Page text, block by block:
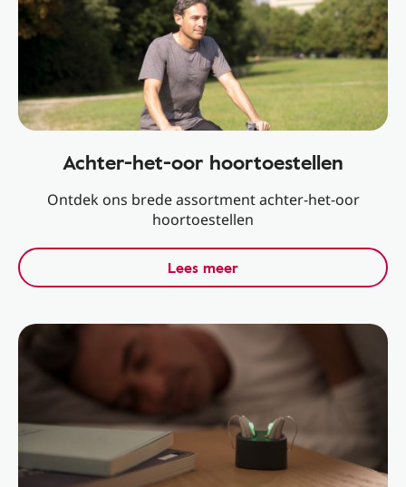
Achter-het-oor hoortoestellen
Ontdek ons brede assortment achter-het-oor
hoortoestellen
Lees meer